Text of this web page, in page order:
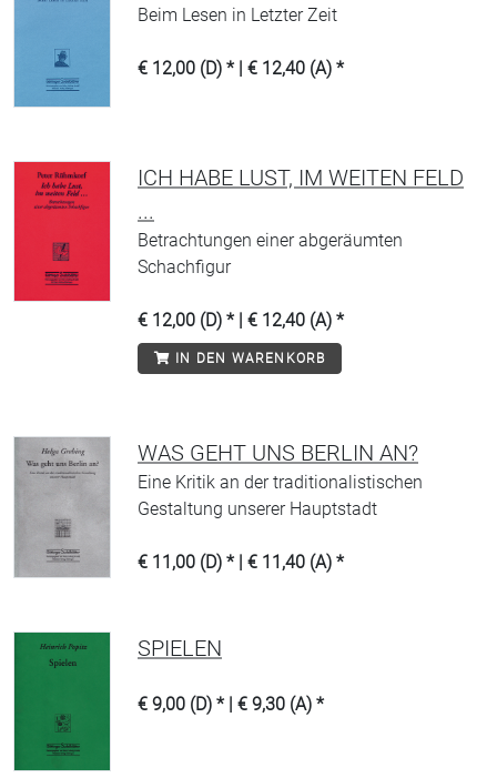
Beim Lesen in Letzter Zeit
€ 12,00 (D) * | € 12,40 (A) *
ICH HABE LUST, IM WEITEN FELD
...
Betrachtungen einer abgeräumten
Schachfigur
€ 12,00 (D) * | € 12,40 (A) *
IN DEN WARENKORB
WAS GEHT UNS BERLIN AN?
Eine Kritik an der traditionalistischen
Gestaltung unserer Hauptstadt
€ 11,00 (D) * | € 11,40 (A) *
SPIELEN
€ 9,00 (D) * | € 9,30 (A) *